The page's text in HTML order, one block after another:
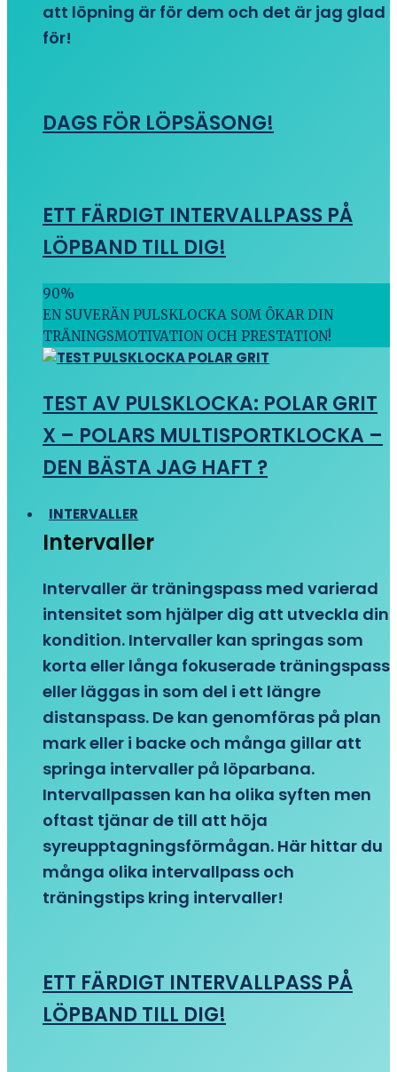
att löpning är för dem och det är jag glad
för!
DAGS FÖR LÖPSÄSONG!
ETT FÄRDIGT INTERVALLPASS PÅ
LÖPBAND TILL DIG!
90%
EN SUVERÄN PULSKLOCKA SOM ÖKAR DIN
TRÄNINGSMOTIVATION OCH PRESTATION!
TEST AV PULSKLOCKA: POLAR GRIT
X – POLARS MULTISPORTKLOCKA –
DEN BÄSTA JAG HAFT ?
INTERVALLER
Intervaller
Intervaller är träningspass med varierad
intensitet som hjälper dig att utveckla din
kondition. Intervaller kan springas som
korta eller långa fokuserade träningspass
eller läggas in som del i ett längre
distanspass. De kan genomföras på plan
mark eller i backe och många gillar att
springa intervaller på löparbana.
Intervallpassen kan ha olika syften men
oftast tjänar de till att höja
syreupptagningsförmågan. Här hittar du
många olika intervallpass och
träningstips kring intervaller!
ETT FÄRDIGT INTERVALLPASS PÅ
LÖPBAND TILL DIG!